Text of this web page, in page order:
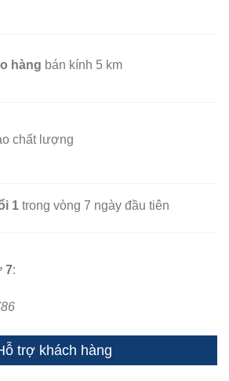
hàng bán kính 5 km
chất lượng
1 trong vòng 7 ngày đầu tiên
7:
trợ khách hàng